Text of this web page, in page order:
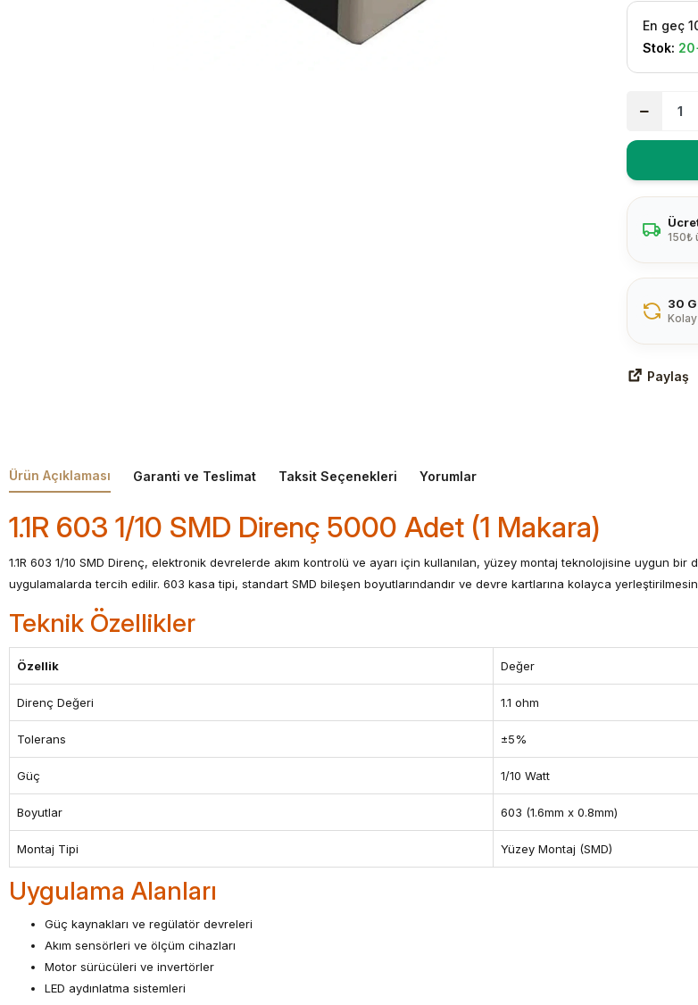
En geç
Stok:
150₺
30
Paylaş
Ürün Açıklaması Garanti ve Teslimat Taksit Seçenekleri Yorumlar
1.1R 603 1/10 SMD Direnç 5000 Adet (1 Makara)
1.1R 603 1/10 SMD Direnç, elektronik devrelerde akım kontrolü ve ayarı için kullanılan, yüzey montaj teknolojisine uygun
uygulamalarda tercih edilir. 603 kasa tipi, standart SMD bileşen boyutlarındandır ve devre kartlarına kolayca
Teknik Özellikler
Özellik Değer
Direnç Değeri 1.1 ohm
Tolerans ±5%
Güç 1/10 Watt
Boyutlar 603 (1.6mm x 0.8mm)
Montaj Tipi Yüzey Montaj (SMD)
Uygulama Alanları
Güç kaynakları ve regülatör devreleri
Akım sensörleri ve ölçüm cihazları
Motor sürücüleri ve invertörler
LED aydınlatma sistemleri